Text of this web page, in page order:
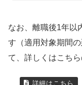
なお、離職後1年以
す（適用対象期間
て、詳しくはこち